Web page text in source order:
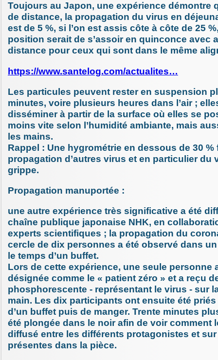
Toujours au Japon, une expérience démontre
de distance, la propagation du virus en
est de 5 %, si l’on est assis côte à côte de 25
position serait de s’assoir en quinconce avec
distance pour ceux qui sont dans le même
https://www.santelog.com/actualites…
Les particules peuvent rester en suspension
minutes, voire plusieurs heures dans l’air ;
disséminer à partir de la surface où elles se
moins vite selon l’humidité ambiante, mais
les mains.
Rappel : Une hygrométrie en dessous de 30
propagation d’autres virus et en particulier du
grippe.
Propagation manuportée :
une autre expérience très significative a été
chaîne publique japonaise NHK, en
experts scientifiques ; la propagation du
cercle de dix personnes a été observé dans
le temps d’un buffet.
Lors de cette expérience, une seule personne
désignée comme le « patient zéro » et a reçu
phosphorescente - représentant le virus - sur
main. Les dix participants ont ensuite été
d’un buffet puis de manger. Trente minutes
été plongée dans le noir afin de voir comment
diffusé entre les différents protagonistes et
présentes dans la pièce.